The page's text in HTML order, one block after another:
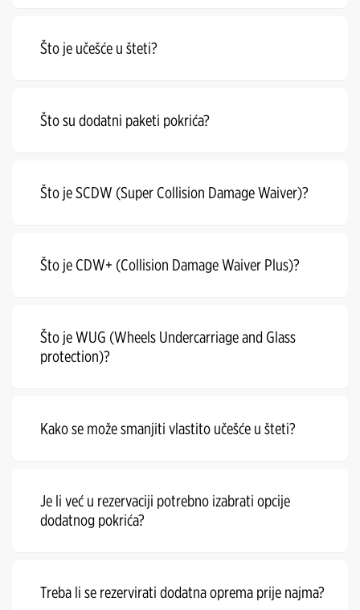
Što je učešće u šteti?
Što su dodatni paketi pokrića?
Što je SCDW (Super Collision Damage Waiver)?
Što je CDW+ (Collision Damage Waiver Plus)?
Što je WUG (Wheels Undercarriage and Glass
protection)?
Kako se može smanjiti vlastito učešće u šteti?
Je li već u rezervaciji potrebno izabrati opcije
dodatnog pokrića?
Treba li se rezervirati dodatna oprema prije najma?